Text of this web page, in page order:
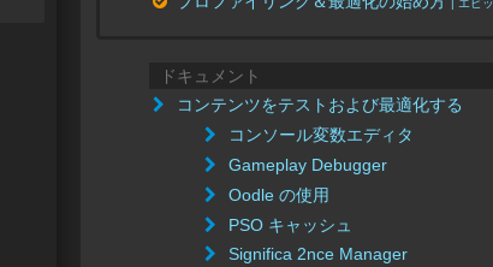
| エピ
ドキュメント
コンテンツをテストおよび最適化する
コンソール変数エディタ
Gameplay Debugger
Oodle の使用
PSO キャッシュ
Significa 2nce Manager